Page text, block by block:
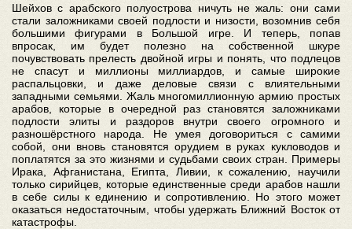
Шейхов с арабского полуострова ничуть не жаль: они сами
стали заложниками своей подлости и низости, возомнив себя
большими фигурами в Большой игре. И теперь, попав
впросак, им будет полезно на собственной шкуре
почувствовать прелесть двойной игры и понять, что подлецов
не спасут и миллионы миллиардов, и самые широкие
распальцовки, и даже деловые связи с влиятельными
западными семьями. Жаль многомиллионную армию простых
арабов, которые в очередной раз становятся заложниками
подлости элиты и раздоров внутри своего огромного и
разношёрстного народа. Не умея договориться с самими
собой, они вновь становятся орудием в руках кукловодов и
поплатятся за это жизнями и судьбами своих стран. Примеры
Ирака, Афганистана, Египта, Ливии, к сожалению, научили
только сирийцев, которые единственные среди арабов нашли
в себе силы к единению и сопротивлению. Но этого может
оказаться недостаточным, чтобы удержать Ближний Восток от
катастрофы.